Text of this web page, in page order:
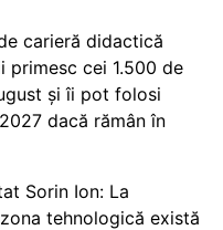
carieră didactică
primesc cei 1.500 de
și îi pot folosi
dacă rămân în
Sorin Ion: La
tehnologică există